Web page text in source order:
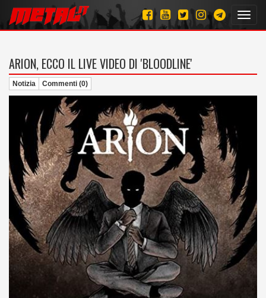
ARION, ECCO IL LIVE VIDEO DI 'BLOODLINE'
Notizia Commenti (0)